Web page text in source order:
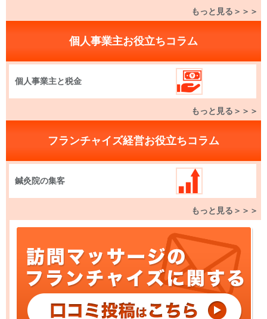
もっと見る＞＞＞
個人事業主お役立ちコラム
個人事業主と税金
もっと見る＞＞＞
フランチャイズ経営お役立ちコラム
鍼灸院の集客
もっと見る＞＞＞